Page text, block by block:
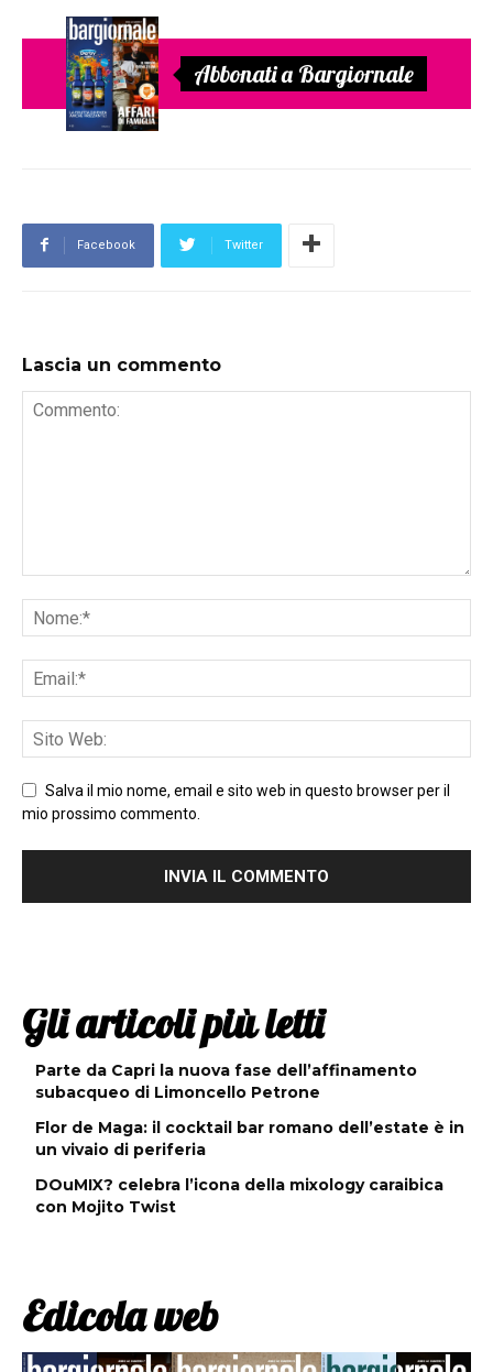
Abbonati a Bargiornale
Facebook Twitter
Lascia un commento
Salva il mio nome, email e sito web in questo browser per il
mio prossimo commento.
Gli articoli più letti
Parte da Capri la nuova fase dell’affinamento
subacqueo di Limoncello Petrone
Flor de Maga: il cocktail bar romano dell’estate è in
un vivaio di periferia
DOuMIX? celebra l’icona della mixology caraibica
con Mojito Twist
Edicola web